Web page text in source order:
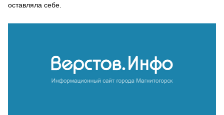
оставляла себе.